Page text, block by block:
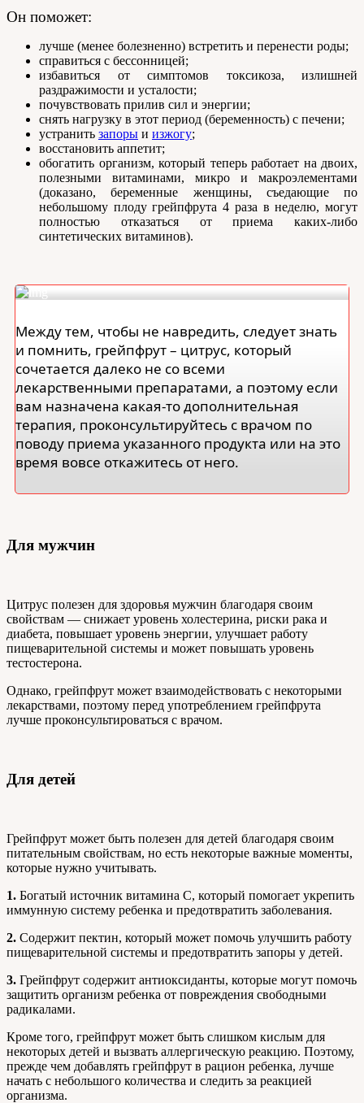
Он поможет:
лучше (менее болезненно) встретить и перенести роды;
справиться с бессонницей;
избавиться от симптомов токсикоза, излишней
раздражимости и усталости;
почувствовать прилив сил и энергии;
снять нагрузку в этот период (беременность) с печени;
устранить запоры и изжогу;
восстановить аппетит;
обогатить организм, который теперь работает на двоих,
полезными витаминами, микро и макроэлементами
(доказано, беременные женщины, съедающие по
небольшому плоду грейпфрута 4 раза в неделю, могут
полностью отказаться от приема каких-либо
синтетических витаминов).
Между тем, чтобы не навредить, следует знать
и помнить, грейпфрут – цитрус, который
сочетается далеко не со всеми
лекарственными препаратами, а поэтому если
вам назначена какая-то дополнительная
терапия, проконсультируйтесь с врачом по
поводу приема указанного продукта или на это
время вовсе откажитесь от него.
Для мужчин
Цитрус полезен для здоровья мужчин благодаря своим
свойствам — снижает уровень холестерина, риски рака и
диабета, повышает уровень энергии, улучшает работу
пищеварительной системы и может повышать уровень
тестостерона.
Однако, грейпфрут может взаимодействовать с некоторыми
лекарствами, поэтому перед употреблением грейпфрута
лучше проконсультироваться с врачом.
Для детей
Грейпфрут может быть полезен для детей благодаря своим
питательным свойствам, но есть некоторые важные моменты,
которые нужно учитывать.
1. Богатый источник витамина C, который помогает укрепить
иммунную систему ребенка и предотвратить заболевания.
2. Содержит пектин, который может помочь улучшить работу
пищеварительной системы и предотвратить запоры у детей.
3. Грейпфрут содержит антиоксиданты, которые могут помочь
защитить организм ребенка от повреждения свободными
радикалами.
Кроме того, грейпфрут может быть слишком кислым для
некоторых детей и вызвать аллергическую реакцию. Поэтому,
прежде чем добавлять грейпфрут в рацион ребенка, лучше
начать с небольшого количества и следить за реакцией
организма.